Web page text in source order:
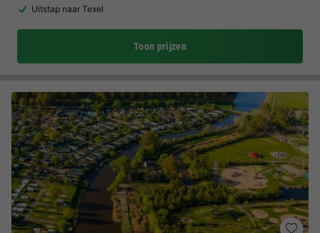
Uitstap naar Texel
Toon prijzen